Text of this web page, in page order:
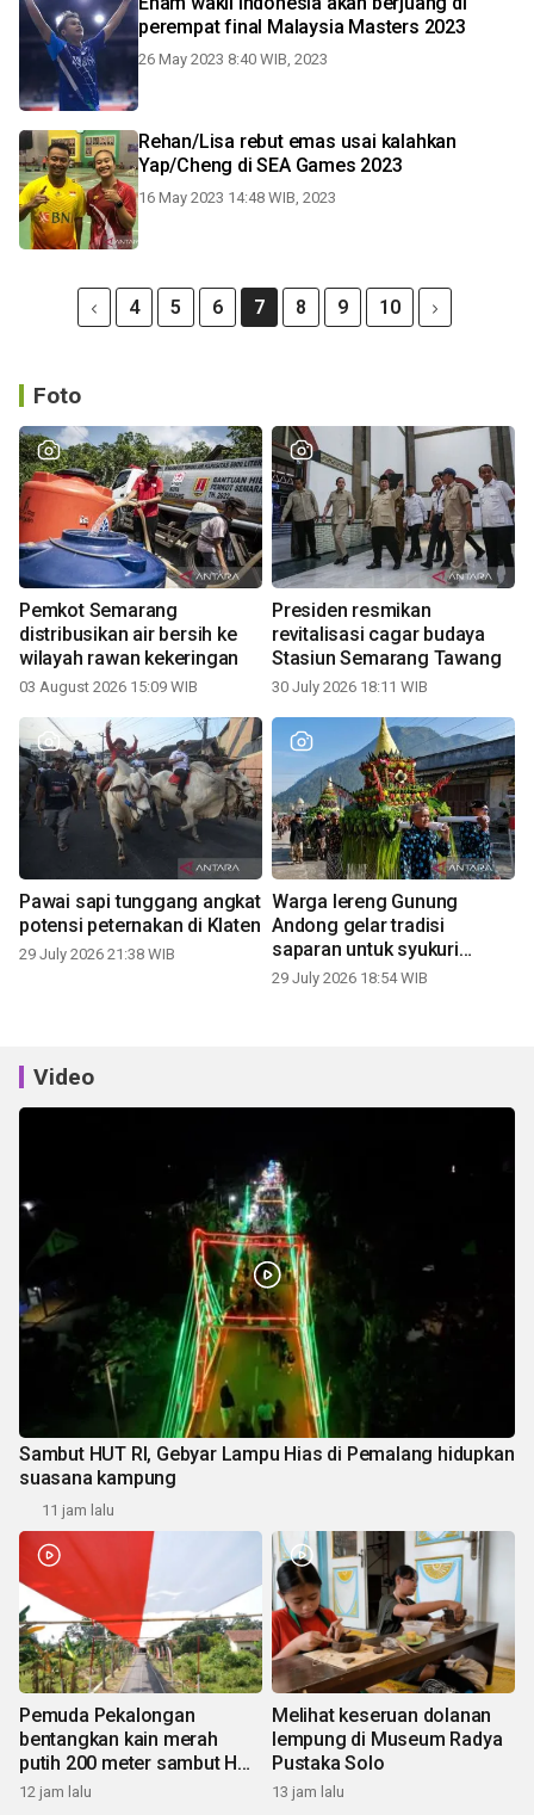
perempat final Malaysia Masters 2023
26 May 2023 8:40 WIB, 2023
Rehan/Lisa rebut emas usai kalahkan
Yap/Cheng di SEA Games 2023
16 May 2023 14:48 WIB, 2023
4 5 6 7 8 9 10
Foto
Pemkot Semarang
distribusikan air bersih ke
wilayah rawan kekeringan
03 August 2026 15:09 WIB
Presiden resmikan
revitalisasi cagar budaya
Stasiun Semarang Tawang
30 July 2026 18:11 WIB
Pawai sapi tunggang angkat
potensi peternakan di Klaten
29 July 2026 21:38 WIB
Warga lereng Gunung
Andong gelar tradisi
saparan untuk syukuri
panen
29 July 2026 18:54 WIB
Video
Sambut HUT RI, Gebyar Lampu Hias di Pemalang hidupkan
suasana kampung
11 jam lalu
Pemuda Pekalongan
bentangkan kain merah
putih 200 meter sambut HUT
RI
12 jam lalu
Melihat keseruan dolanan
lempung di Museum Radya
Pustaka Solo
13 jam lalu